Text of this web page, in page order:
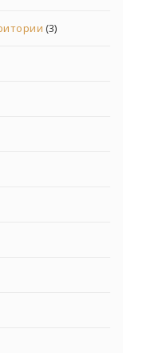
(3)